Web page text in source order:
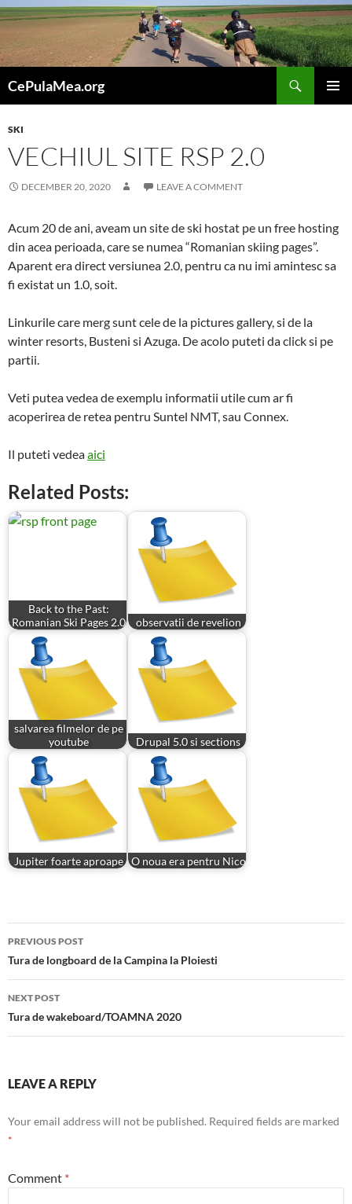
Skip
to
content
CePulaMea.org
SKI
VECHIUL SITE RSP 2.0
DECEMBER 20, 2020 LEAVE A COMMENT
Acum 20 de ani, aveam un site de ski hostat pe un free hosting
din acea perioada, care se numea “Romanian skiing pages”.
Aparent era direct versiunea 2.0, pentru ca nu imi amintesc sa
fi existat un 1.0, soit.
Linkurile care merg sunt cele de la pictures gallery, si de la
winter resorts, Busteni si Azuga. De acolo puteti da click si pe
partii.
Veti putea vedea de exemplu informatii utile cum ar fi
acoperirea de retea pentru Suntel NMT, sau Connex.
Il puteti vedeaaici
Related Posts:
Back to the Past:
Romanian Ski Pages 2.0
observatii de revelion
salvarea filmelor de pe
youtube
Drupal 5.0 si sections
Jupiter foarte aproape O noua era pentru Nico
Post
navigation
PREVIOUS POST
Tura de longboard de la Campina la Ploiesti
NEXT POST
Tura de wakeboard/TOAMNA 2020
LEAVE A REPLY
Your email address will not be published. Required fields are marked
*
Comment *